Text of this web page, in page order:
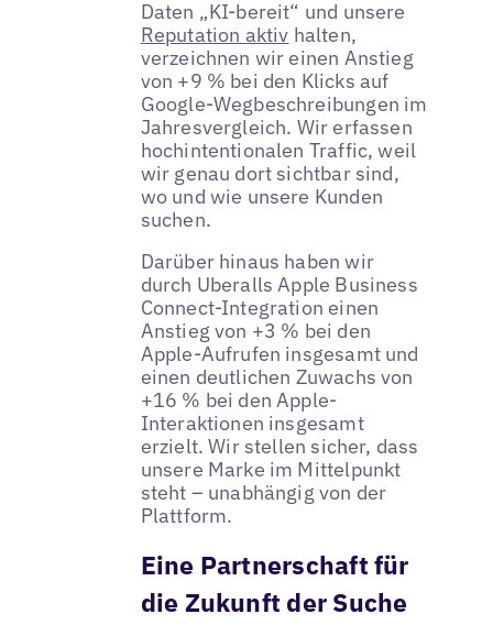
Daten „KI-bereit“ und unsere
Reputation aktiv halten,
verzeichnen wir einen Anstieg
von +9 % bei den Klicks auf
Google-Wegbeschreibungen im
Jahresvergleich. Wir erfassen
hochintentionalen Traffic, weil
wir genau dort sichtbar sind,
wo und wie unsere Kunden
suchen.
Darüber hinaus haben wir
durch Uberalls Apple Business
Connect-Integration einen
Anstieg von +3 % bei den
Apple-Aufrufen insgesamt und
einen deutlichen Zuwachs von
+16 % bei den Apple-
Interaktionen insgesamt
erzielt. Wir stellen sicher, dass
unsere Marke im Mittelpunkt
steht – unabhängig von der
Plattform.
Eine Partnerschaft für
die Zukunft der Suche